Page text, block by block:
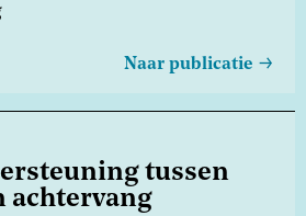
Naar publicatie
tussen
achtervang